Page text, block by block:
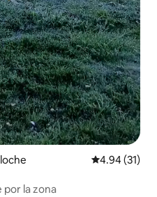
Calificación
4.94 (31)
por la zona